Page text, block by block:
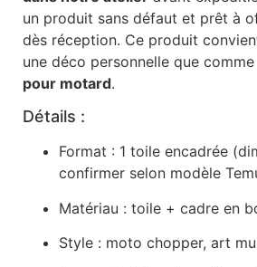
un produit sans défaut et prêt à
dès réception. Ce produit
une déco personnelle que comme
pour motard.
Détails :
Format : 1 toile encadrée
confirmer selon modèle
Matériau : toile + cadre en
Style : moto chopper, art